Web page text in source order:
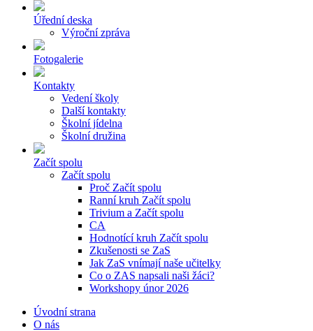
Úřední deska
Výroční zpráva
Fotogalerie
Kontakty
Vedení školy
Další kontakty
Školní jídelna
Školní družina
Začít spolu
Začít spolu
Proč Začít spolu
Ranní kruh Začít spolu
Trivium a Začít spolu
CA
Hodnotící kruh Začít spolu
Zkušenosti se ZaS
Jak ZaS vnímají naše učitelky
Co o ZAS napsali naši žáci?
Workshopy únor 2026
Úvodní strana
O nás